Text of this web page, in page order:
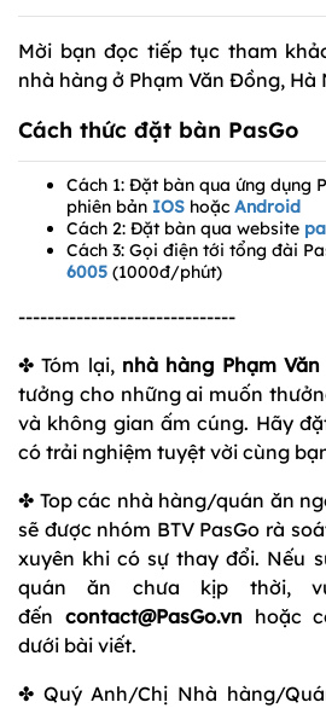
Mời bạn đọc tiếp tục tham
nhà hàng ở Phạm Văn Đồng, Hà
Cách thức đặt bàn PasGo
Cách 1: Đặt bàn qua ứng dụng
phiên bản IOS hoặc Android
Cách 2: Đặt bàn qua website
Cách 3: Gọi điện tới tổng đài
6005 (1000đ/phút)
------------------------------
✤ Tóm lại, nhà hàng Phạm
tưởng cho những ai muốn
và không gian ấm cúng. Hãy
có trải nghiệm tuyệt vời cùng
✤ Top các nhà hàng/quán ăn
sẽ được nhóm BTV PasGo rà
xuyên khi có sự thay đổi. Nếu
quán ăn chưa kịp thời,
đến contact@PasGo.vnhoặc
dưới bài viết.
✤ Quý Anh/Chị Nhà hàng/